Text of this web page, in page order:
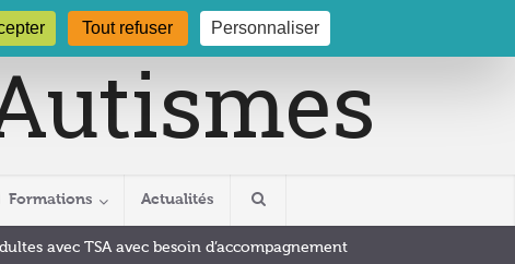
03 80 29 54 19
Formations Actualités
avec TSA avec besoin d’accompagnement
Tout refuser Personnaliser